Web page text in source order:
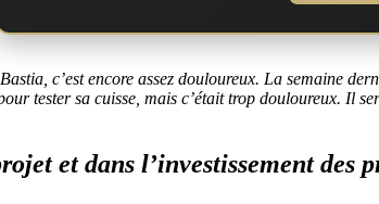
c’est encore assez douloureux. La semaine
tester sa cuisse, mais c’était trop douloureux. Il
et dans l’investissement